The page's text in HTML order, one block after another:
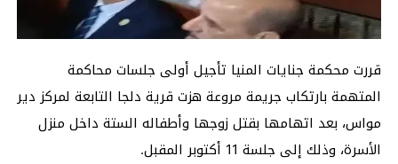
قررت محكمة جنايات المنيا تأجيل أولى جلسات محاكمة
المتهمة بارتكاب جريمة مروعة هزت قرية دلجا التابعة لمركز دير
مواس، بعد اتهامها بقتل زوجها وأطفاله الستة داخل منزل
الأسرة، وذلك إلى جلسة 11 أكتوبر المقبل.